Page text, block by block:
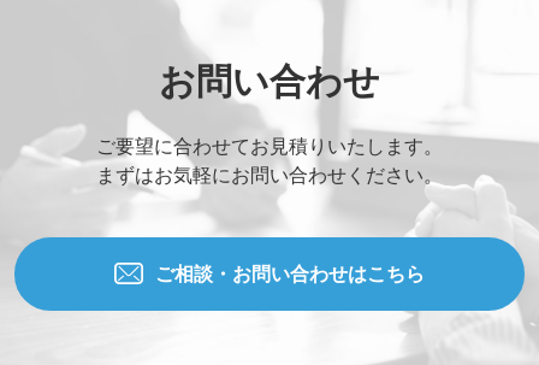
お問い合わせ
ご要望に合わせてお見積りいたします。
まずはお気軽にお問い合わせください。
ご相談・お問い合わせはこちら